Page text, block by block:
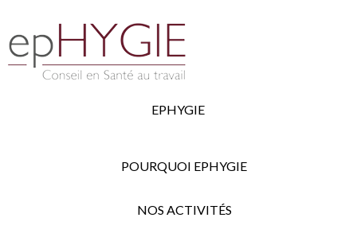
EPHYGIE
POURQUOI EPHYGIE
NOS ACTIVITÉS